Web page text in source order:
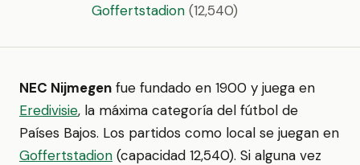
Goffertstadion (12,540)
NEC Nijmegen fue fundado en 1900 y juega en
Eredivisie, la máxima categoría del fútbol de
Países Bajos. Los partidos como local se juegan en
Goffertstadion (capacidad 12,540). Si alguna vez